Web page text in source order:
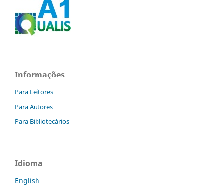
Informações
Para Leitores
Para Autores
Para Bibliotecários
Idioma
English